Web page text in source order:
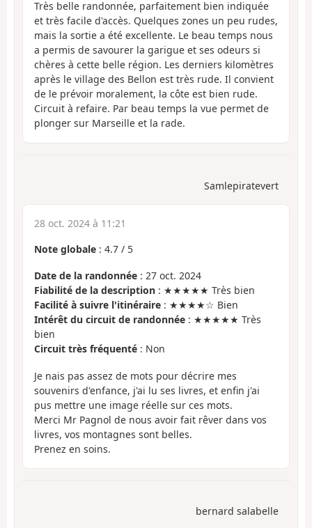
Très belle randonnée, parfaitement bien indiquée
et très facile d'accès. Quelques zones un peu rudes,
mais la sortie a été excellente. Le beau temps nous
a permis de savourer la garigue et ses odeurs si
chères à cette belle région. Les derniers kilomètres
après le village des Bellon est très rude. Il convient
de le prévoir moralement, la côte est bien rude.
Circuit à refaire. Par beau temps la vue permet de
plonger sur Marseille et la rade.
Samlepiratevert
28 oct. 2024 à 11:21
Note globale : 4.7 / 5
Date de la randonnée : 27 oct. 2024
Fiabilité de la description : ★★★★★ Très bien
Facilité à suivre l'itinéraire : ★★★★☆ Bien
Intérêt du circuit de randonnée : ★★★★★ Très
bien
Circuit très fréquenté : Non
Je nais pas assez de mots pour décrire mes
souvenirs d'enfance, j'ai lu ses livres, et enfin j'ai
pus mettre une image réelle sur ces mots.
Merci Mr Pagnol de nous avoir fait rêver dans vos
livres, vos montagnes sont belles.
Prenez en soins.
bernard salabelle